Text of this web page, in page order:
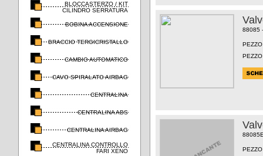
BLOCCASTERZO / KIT
CILINDRO SERRATURA
BOBINA ACCENSIONE
BRACCIO TERGICRISTALLO
CAMBIO AUTOMATICO
CAVO SPIRALATO AIRBAG
CENTRALINA
CENTRALINA ABS
CENTRALINA AIRBAG
CENTRALINA CONTROLLO
FARI XENO
88085